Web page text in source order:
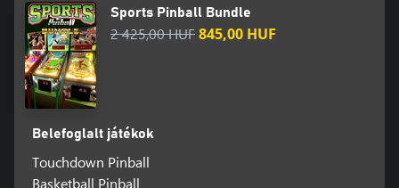
Sports Pinball Bundle
2 425,00 HUF845,00 HUF
Belefoglalt játékok
Touchdown Pinball
Basketball Pinball